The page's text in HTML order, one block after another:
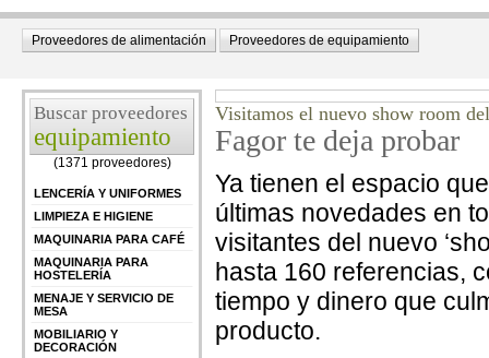
Proveedores de alimentación Proveedores de equipamiento
Buscar proveedores
equipamiento
(1371 proveedores)
LENCERÍA Y UNIFORMES
LIMPIEZA E HIGIENE
MAQUINARIA PARA CAFÉ
MAQUINARIA PARA
HOSTELERÍA
MENAJE Y SERVICIO DE
MESA
MOBILIARIO Y
DECORACIÓN
Visitamos el nuevo show room
Fagor te deja probar
Ya tienen el espacio
últimas novedades en
visitantes del nuevo
hasta 160 referencias,
tiempo y dinero que
producto.